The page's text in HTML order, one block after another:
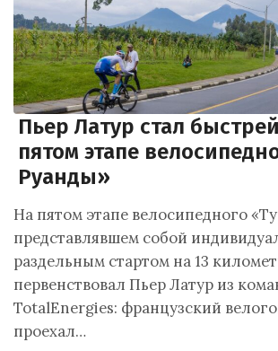
Пьер Латур стал
пятом этапе
Руанды»
На пятом этапе велосипедного
представлявшем собой
раздельным стартом на 13
первенствовал Пьер Латур из
TotalEnergies: французский
проехал…